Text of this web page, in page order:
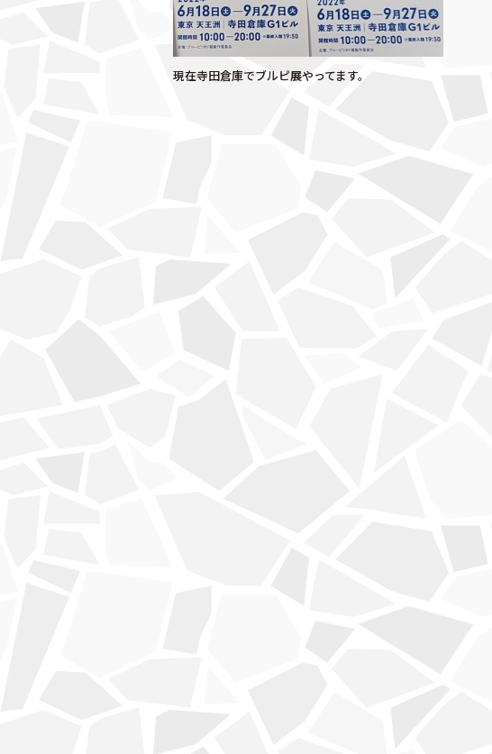
現在寺田倉庫でブルピ展やってます。